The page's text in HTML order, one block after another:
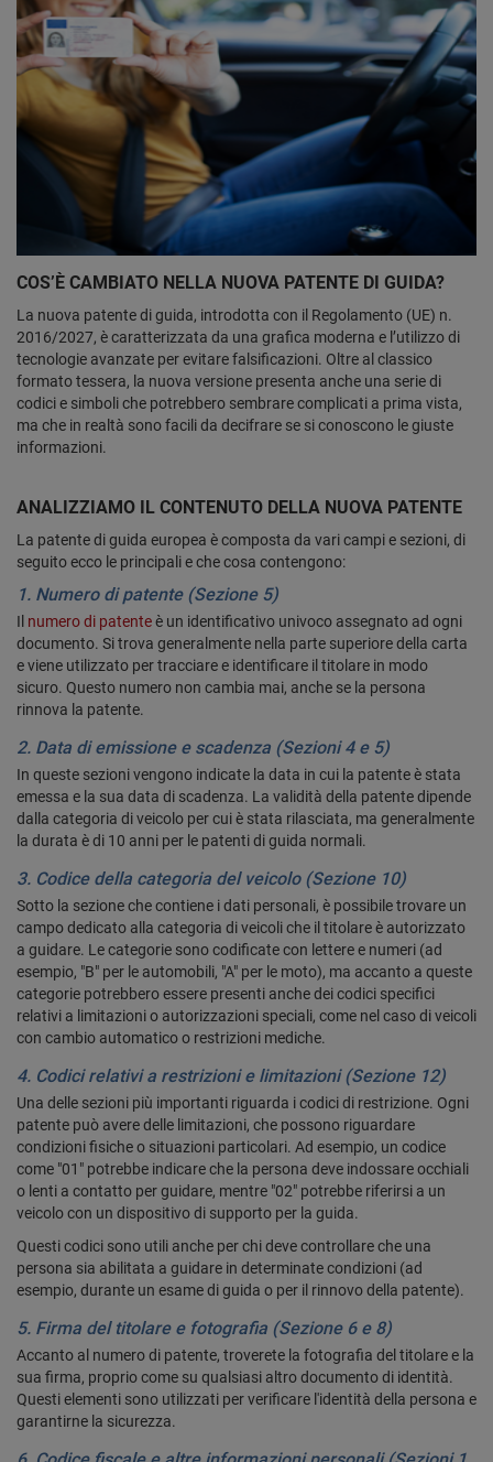
COS’È CAMBIATO NELLA NUOVA PATENTE DI GUIDA?
La nuova patente di guida, introdotta con il Regolamento (UE) n.
2016/2027, è caratterizzata da una grafica moderna e l’utilizzo di
tecnologie avanzate per evitare falsificazioni. Oltre al classico
formato tessera, la nuova versione presenta anche una serie di
codici e simboli che potrebbero sembrare complicati a prima vista,
ma che in realtà sono facili da decifrare se si conoscono le giuste
informazioni.
ANALIZZIAMO IL CONTENUTO DELLA NUOVA PATENTE
La patente di guida europea è composta da vari campi e sezioni, di
seguito ecco le principali e che cosa contengono:
1. Numero di patente (Sezione 5)
Il numero di patenteè un identificativo univoco assegnato ad ogni
documento. Si trova generalmente nella parte superiore della carta
e viene utilizzato per tracciare e identificare il titolare in modo
sicuro. Questo numero non cambia mai, anche se la persona
rinnova la patente.
2. Data di emissione e scadenza (Sezioni 4 e 5)
In queste sezioni vengono indicate la data in cui la patente è stata
emessa e la sua data di scadenza. La validità della patente dipende
dalla categoria di veicolo per cui è stata rilasciata, ma generalmente
la durata è di 10 anni per le patenti di guida normali.
3. Codice della categoria del veicolo (Sezione 10)
Sotto la sezione che contiene i dati personali, è possibile trovare un
campo dedicato alla categoria di veicoli che il titolare è autorizzato
a guidare. Le categorie sono codificate con lettere e numeri (ad
esempio, "B" per le automobili, "A" per le moto), ma accanto a queste
categorie potrebbero essere presenti anche dei codici specifici
relativi a limitazioni o autorizzazioni speciali, come nel caso di veicoli
con cambio automatico o restrizioni mediche.
4. Codici relativi a restrizioni e limitazioni (Sezione 12)
Una delle sezioni più importanti riguarda i codici di restrizione. Ogni
patente può avere delle limitazioni, che possono riguardare
condizioni fisiche o situazioni particolari. Ad esempio, un codice
come "01" potrebbe indicare che la persona deve indossare occhiali
o lenti a contatto per guidare, mentre "02" potrebbe riferirsi a un
veicolo con un dispositivo di supporto per la guida.
Questi codici sono utili anche per chi deve controllare che una
persona sia abilitata a guidare in determinate condizioni (ad
esempio, durante un esame di guida o per il rinnovo della patente).
5. Firma del titolare e fotografia (Sezione 6 e 8)
Accanto al numero di patente, troverete la fotografia del titolare e la
sua firma, proprio come su qualsiasi altro documento di identità.
Questi elementi sono utilizzati per verificare l'identità della persona e
garantirne la sicurezza.